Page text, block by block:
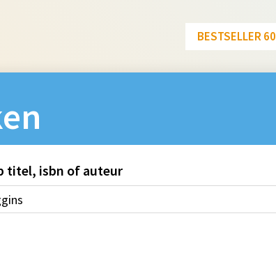
BESTSELLER 60
titel, isbn of auteur